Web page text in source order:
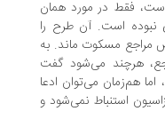
در مورد همان
است. آن طرح را
مسکوت ماند. به
می‌شود گفت
می‌توان ادعا
استنباط نمی‌‌شود و